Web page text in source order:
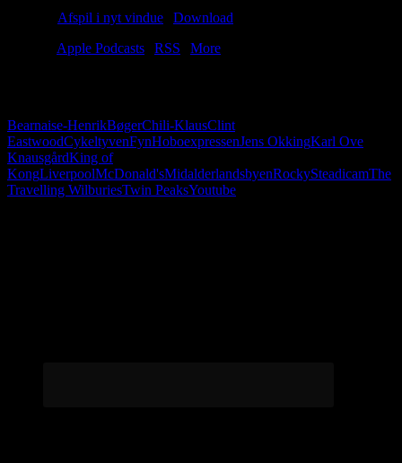
Afspil i nyt vindue Download
Apple Podcasts RSS
More
Bearnaise-HenrikBøgerChili-KlausClint
EastwoodCykeltyvenFynHoboexpressenJens OkkingKarl Ove
KnausgårdKing of
KongLiverpoolMcDonald'sMidalderlandsbyenRockySteadicamThe
Travelling WilburiesTwin PeaksYoutube